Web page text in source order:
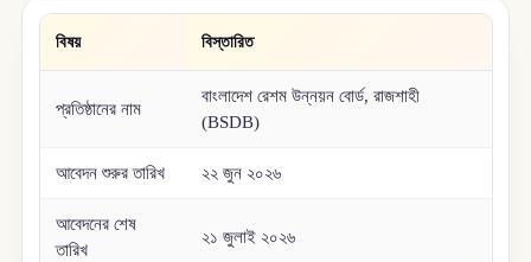
বিষয় বিস্তারিত
প্রতিষ্ঠানের নাম
বাংলাদেশ রেশম উন্নয়ন বোর্ড, রাজশাহী
(BSDB)
আবেদন শুরুর তারিখ ২২ জুন ২০২৬
আবেদনের শেষ
তারিখ
২১ জুলাই ২০২৬